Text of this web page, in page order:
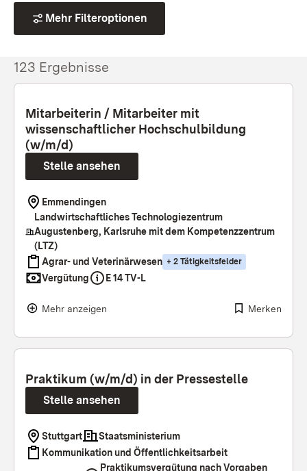
Mehr Filteroptionen
123 Ergebnisse
Mitarbeiterin / Mitarbeiter mit
wissenschaftlicher Hochschulbildung
(w/m/d)
Stelle ansehen
Emmendingen
Landwirtschaftliches Technologiezentrum
Augustenberg, Karlsruhe mit dem Kompetenzzentrum
(LTZ)
Agrar- und Veterinärwesen + 2 Tätigkeitsfelder
Vergütung E 14 TV-L
Mehr anzeigen Merken
Praktikum (w/m/d) in der Pressestelle
Stelle ansehen
Stuttgart
Staatsministerium
Kommunikation und Öffentlichkeitsarbeit
Praktikumsvergütung nach Vorgaben